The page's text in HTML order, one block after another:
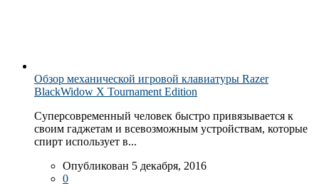
Обзор механической игровой клавиатуры Razer
BlackWidow X Tournament Edition
Суперсовременный человек быстро привязывается к
своим гаджетам и всевозможным устройствам, которые
спирт использует в...
Опубликован 5 декабря, 2016
0